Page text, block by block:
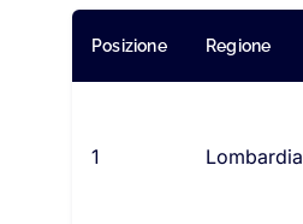
Posizione Regione
1 Lombardia